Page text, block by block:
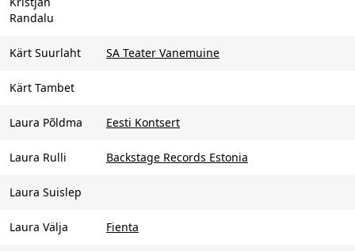
Randalu
Kärt Suurlaht SA Teater Vanemuine
Kärt Tambet
Laura Põldma Eesti Kontsert
Laura Rulli Backstage Records Estonia
Laura Suislep
Laura Välja Fienta